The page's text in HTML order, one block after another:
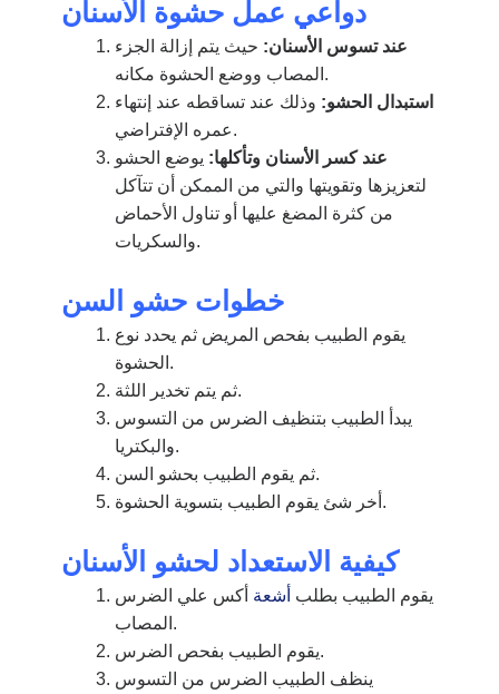
دواعي عمل حشوة الأسنان
عند تسوس الأسنان: حيث يتم إزالة الجزء
المصاب ووضع الحشوة مكانه.
استبدال الحشو: وذلك عند تساقطه عند إنتهاء
عمره الإفتراضي.
عند كسر الأسنان وتأكلها: يوضع الحشو
لتعزيزها وتقويتها والتي من الممكن أن تتآكل
من كثرة المضغ عليها أو تناول الأحماض
والسكريات.
خطوات حشو السن
يقوم الطبيب بفحص المريض ثم يحدد نوع
الحشوة.
ثميتم تخدير اللثة.
يبدأ الطبيب بتنظيف الضرس من التسوس
والبكتريا.
ثم يقوم الطبيب بحشو السن.
أخر شئ يقوم الطبيب بتسوية الحشوة.
كيفية الاستعداد لحشو الأسنان
يقوم الطبيب بطلب أشعة أكس علي الضرس
المصاب.
يقوم الطبيب بفحص الضرس.
ينظف الطبيب الضرس من التسوس